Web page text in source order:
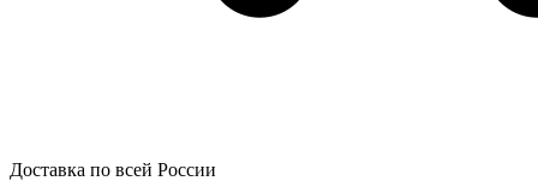
Доставка по всей России